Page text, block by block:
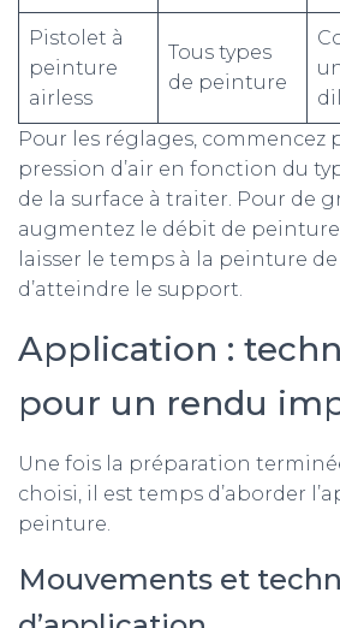
Pistolet à
peinture
airless
Tous types
de peinture
Pour les réglages, commencez
pression d’air en fonction du
de la surface à traiter. Pour de
augmentez le débit de
laisser le temps à la peinture
d’atteindre le support.
Application :
pour un rendu
Une fois la préparation
choisi, il est temps d’aborder
peinture.
Mouvements et